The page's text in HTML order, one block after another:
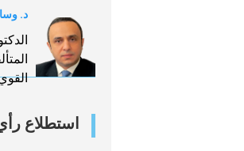
د.
استطلاع